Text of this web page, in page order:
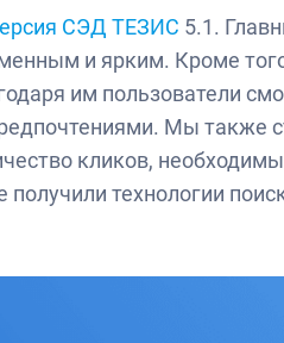
СЭД ТЕЗИС 5.1.
и ярким. Кроме
им пользователи
Мы также
кликов,
получили технологии